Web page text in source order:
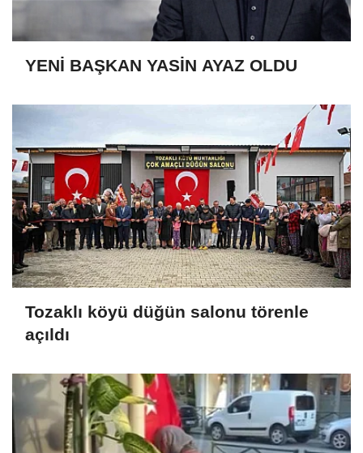
YENİ BAŞKAN YASİN AYAZ OLDU
Tozaklı köyü düğün salonu törenle
açıldı